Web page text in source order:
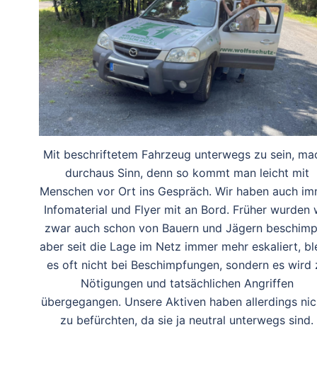
Mit beschriftetem Fahrzeug unterwegs zu sein,
durchaus Sinn, denn so kommt man leicht mit
Menschen vor Ort ins Gespräch. Wir haben auch
Infomaterial und Flyer mit an Bord. Früher wurden
zwar auch schon von Bauern und Jägern
aber seit die Lage im Netz immer mehr eskaliert,
es oft nicht bei Beschimpfungen, sondern es wird
Nötigungen und tatsächlichen Angriffen
übergegangen. Unsere Aktiven haben allerdings
zu befürchten, da sie ja neutral unterwegs sind.